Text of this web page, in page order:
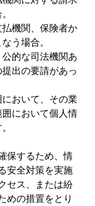
機関、保険者か
う場合。
的な司法機関あ
出の要請があっ
おいて、その業
において個人情
保するため、情
安全対策を実施
セス、または紛
めの措置をとり